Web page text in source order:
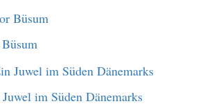
im Süden Dänemarks